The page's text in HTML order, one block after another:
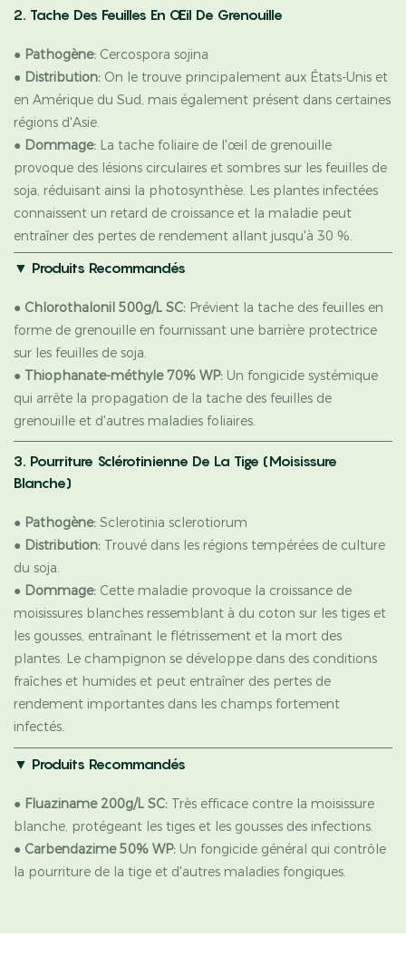
2. Tache Des Feuilles En Œil De Grenouille
● Pathogène: Cercospora sojina
● Distribution: On le trouve principalement aux États-Unis et
en Amérique du Sud, mais également présent dans certaines
régions d'Asie.
● Dommage: La tache foliaire de l'œil de grenouille
provoque des lésions circulaires et sombres sur les feuilles de
soja, réduisant ainsi la photosynthèse. Les plantes infectées
connaissent un retard de croissance et la maladie peut
entraîner des pertes de rendement allant jusqu'à 30 %.
▼ Produits Recommandés
● Chlorothalonil 500g/L SC: Prévient la tache des feuilles en
forme de grenouille en fournissant une barrière protectrice
sur les feuilles de soja.
● Thiophanate-méthyle 70% WP: Un fongicide systémique
qui arrête la propagation de la tache des feuilles de
grenouille et d'autres maladies foliaires.
3. Pourriture Sclérotinienne De La Tige (moisissure
Blanche)
● Pathogène: Sclerotinia sclerotiorum
● Distribution: Trouvé dans les régions tempérées de culture
du soja.
● Dommage: Cette maladie provoque la croissance de
moisissures blanches ressemblant à du coton sur les tiges et
les gousses, entraînant le flétrissement et la mort des
plantes. Le champignon se développe dans des conditions
fraîches et humides et peut entraîner des pertes de
rendement importantes dans les champs fortement
infectés.
▼ Produits Recommandés
● Fluaziname 200g/L SC: Très efficace contre la moisissure
blanche, protégeant les tiges et les gousses des infections.
● Carbendazime 50% WP: Un fongicide général qui contrôle
la pourriture de la tige et d'autres maladies fongiques.